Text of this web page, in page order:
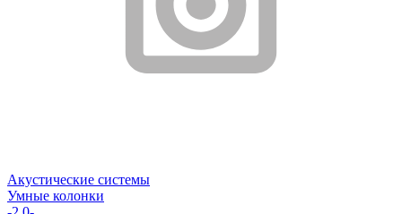
Акустические системы
Умные колонки